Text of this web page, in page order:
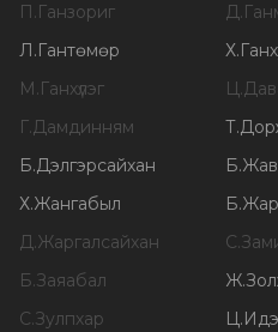
П.Ганзориг Д.
Л.Гантөмөр Х.
М.Ганхүлэг Ц.
Г.Дамдинням Т.
Б.Дэлгэрсайхан Б.
Х.Жангабыл Б.
Д.Жаргалсайхан С.
Б.Заяабал Ж.
С.Зулпхар Ц.